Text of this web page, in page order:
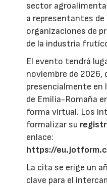
sector
a representantes
organizaciones de
de la industria
El evento tendrá
noviembre de 2026,
presencialmente en
de Emilia-Romaña
forma virtual. Los
formalizar su
enlace:
https://
La cita se erige un
clave para el